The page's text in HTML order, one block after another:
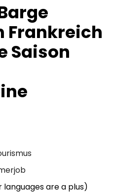
Frankreich
Saison
languages are a plus)